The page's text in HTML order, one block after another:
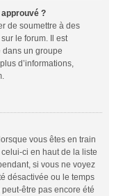
?
de soumettre à des
le forum. Il est
un groupe
d’informations,
vous êtes en train
ci en haut de la liste
si vous ne voyez
désactivée ou le temps
être pas encore été